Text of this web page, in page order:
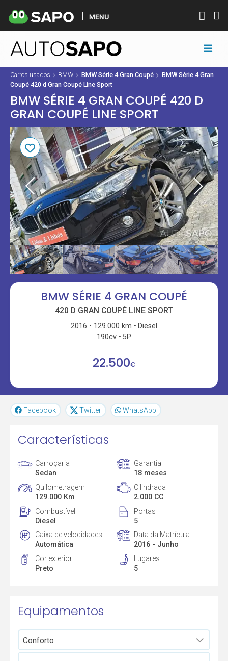
MENU
Carros usados BMW BMW Série 4 Gran Coupé
BMW Série 4 Gran
Coupé 420 d Gran Coupé Line Sport
BMW SÉRIE 4 GRAN COUPÉ 420 D
GRAN COUPÉ LINE SPORT
BMW SÉRIE 4 GRAN COUPÉ
420 D GRAN COUPÉ LINE SPORT
2016 129.000 km
Diesel
190cv
5P
22.500€
Facebook Twitter WhatsApp
Características
Carroçaria
Sedan
Garantia
18 meses
Quilometragem
129.000 Km
Cilindrada
2.000 CC
Combustível
Diesel
Portas
5
Caixa de velocidades
Automática
Data da Matrícula
2016 - Junho
Cor exterior
Preto
Lugares
5
Equipamentos